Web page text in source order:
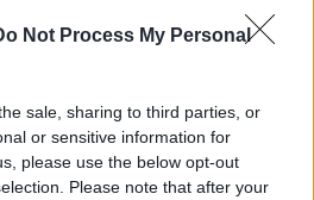
Not Process My Personal
sale, sharing to third parties, or
or sensitive information for
please use the below opt-out
Please note that after your
Αρχαίο Θέατρο Επιδαύρου άνοιξε τις
μετατρέπει τη
πράξη